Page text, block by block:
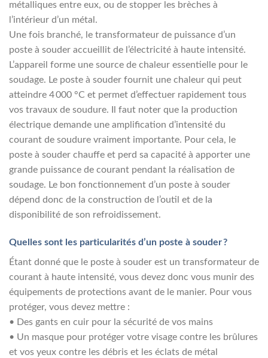
métalliques entre eux, ou de stopper les brèches à
l’intérieur d’un métal.
Une fois branché, le transformateur de puissance d’un
poste à souder accueillit de l’électricité à haute intensité.
L’appareil forme une source de chaleur essentielle pour le
soudage. Le poste à souder fournit une chaleur qui peut
atteindre 4 000 °C et permet d’effectuer rapidement tous
vos travaux de soudure. Il faut noter que la production
électrique demande une amplification d’intensité du
courant de soudure vraiment importante. Pour cela, le
poste à souder chauffe et perd sa capacité à apporter une
grande puissance de courant pendant la réalisation de
soudage. Le bon fonctionnement d’un poste à souder
dépend donc de la construction de l’outil et de la
disponibilité de son refroidissement.
Quelles sont les particularités d’un poste à souder ?
Étant donné que le poste à souder est un transformateur de
courant à haute intensité, vous devez donc vous munir des
équipements de protections avant de le manier. Pour vous
protéger, vous devez mettre :
• Des gants en cuir pour la sécurité de vos mains
• Un masque pour protéger votre visage contre les brûlures
et vos yeux contre les débris et les éclats de métal